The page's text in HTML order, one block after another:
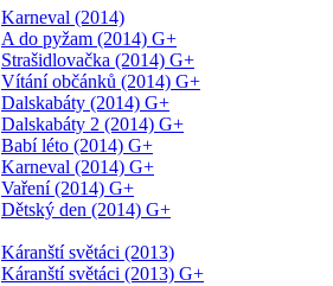
Karneval (2014)
A do pyžam (2014) G+
Strašidlovačka (2014) G+
Vítání občánků (2014) G+
Dalskabáty (2014) G+
Dalskabáty 2 (2014) G+
Babí léto (2014) G+
Karneval (2014) G+
Vaření (2014) G+
Dětský den (2014) G+
Káranští světáci (2013)
Káranští světáci (2013) G+